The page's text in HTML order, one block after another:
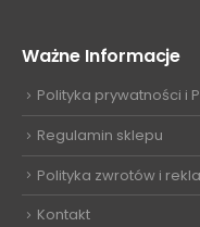
Ważne Informacje
Polityka prywatności i
Regulamin sklepu
Polityka zwrotów i
Kontakt